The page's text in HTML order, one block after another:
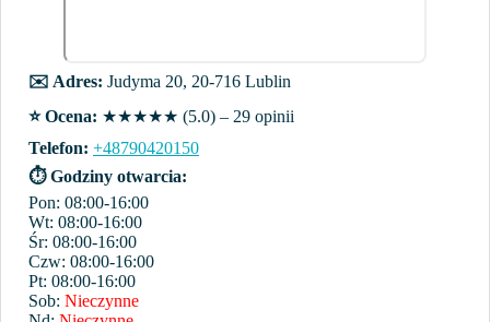
✉️ Adres: Judyma 20, 20-716 Lublin
⭐️ Ocena: ★★★★★ (5.0) – 29 opinii
Telefon: +48790420150
⏱ Godziny otwarcia:
Pon: 08:00-16:00
Wt: 08:00-16:00
Śr: 08:00-16:00
Czw: 08:00-16:00
Pt: 08:00-16:00
Sob: Nieczynne